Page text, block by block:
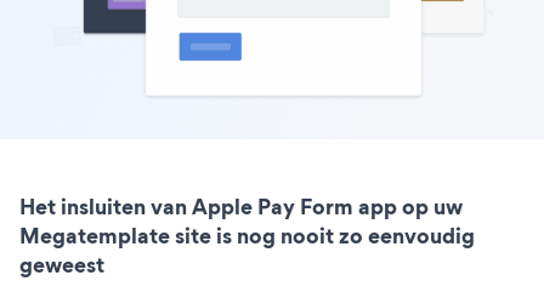
Het insluiten van Apple Pay Form app op uw
Megatemplate site is nog nooit zo eenvoudig
geweest